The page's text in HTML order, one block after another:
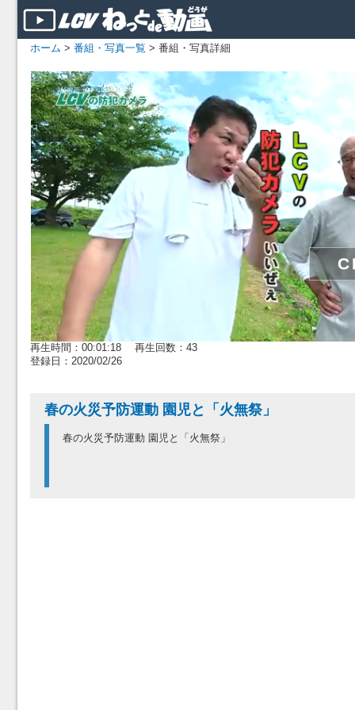
ホーム > 番組・写真一覧 > 番組・写真詳細
再生時間：00:01:18 再生回数：43
登録日：2020/02/26
春の火災予防運動 園児と「火無祭」
春の火災予防運動 園児と「火無祭」